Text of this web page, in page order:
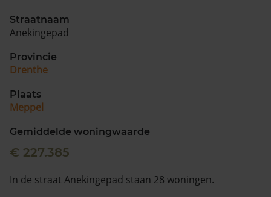
Straatnaam
Anekingepad
Provincie
Drenthe
Plaats
Meppel
Gemiddelde woningwaarde
€ 227.385
In de straat Anekingepad staan 28 woningen.